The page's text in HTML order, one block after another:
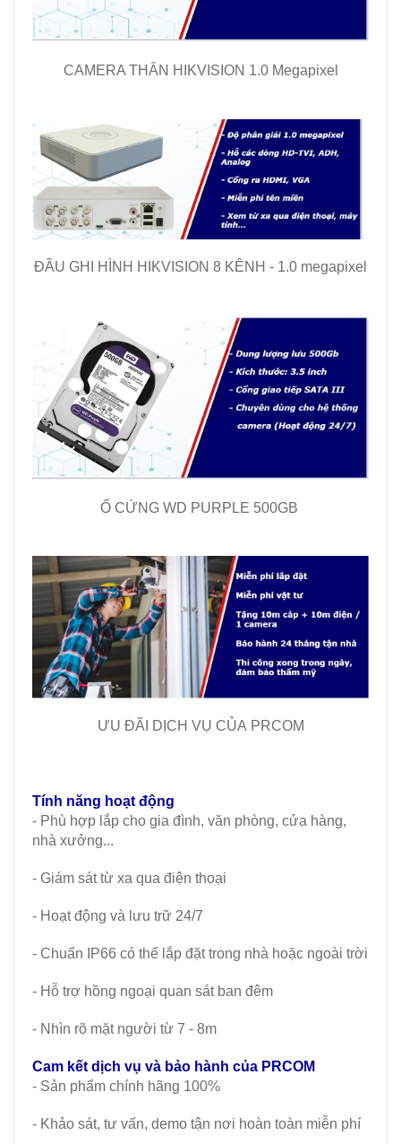
CAMERA THÂN HIKVISION 1.0 Megapixel
ĐẦU GHI HÌNH HIKVISION 8 KÊNH - 1.0 megapixel
Ổ CỨNG WD PURPLE 500GB
ƯU ĐÃI DỊCH VỤ CỦA PRCOM
Tính năng hoạt động
- Phù hợp lắp cho gia đình, văn phòng, cửa hàng,
nhà xưởng...
- Giám sát từ xa qua điện thoại
- Hoạt động và lưu trữ 24/7
- Chuẩn IP66 có thể lắp đặt trong nhà hoặc ngoài trời
- Hỗ trợ hồng ngoại quan sát ban đêm
- Nhìn rõ mặt người từ 7 - 8m
Cam kết dịch vụ và bảo hành của PRCOM
- Sản phẩm chính hãng 100%
- Khảo sát, tư vấn, demo tận nơi hoàn toàn miễn phí